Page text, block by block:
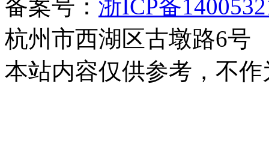
备案号： 浙ICP备
杭州市西湖区古墩路6号
本站内容仅供参考，不